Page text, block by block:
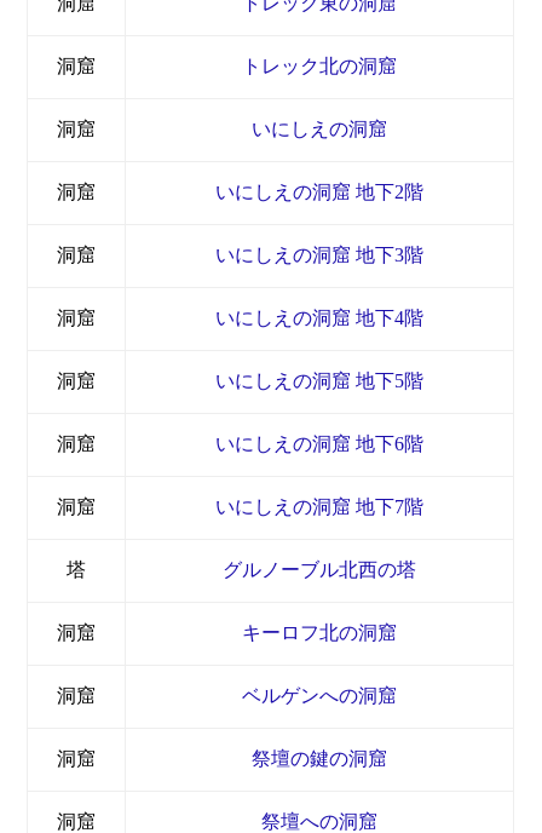
洞窟 トレック北の洞窟
洞窟 いにしえの洞窟
洞窟 いにしえの洞窟 地下2階
洞窟 いにしえの洞窟 地下3階
洞窟 いにしえの洞窟 地下4階
洞窟 いにしえの洞窟 地下5階
洞窟 いにしえの洞窟 地下6階
洞窟 いにしえの洞窟 地下7階
塔 グルノーブル北西の塔
洞窟 キーロフ北の洞窟
洞窟 ベルゲンへの洞窟
洞窟 祭壇の鍵の洞窟
洞窟 祭壇への洞窟